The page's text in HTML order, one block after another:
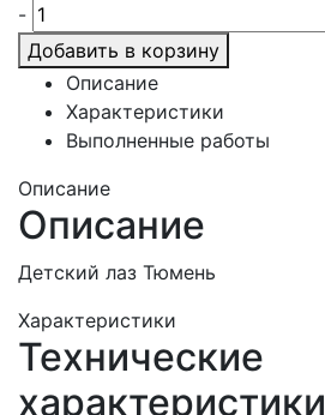
-
Добавить в корзину
Описание
Характеристики
Выполненные работы
Описание
Описание
Детский лаз Тюмень
Характеристики
Технические
характеристики